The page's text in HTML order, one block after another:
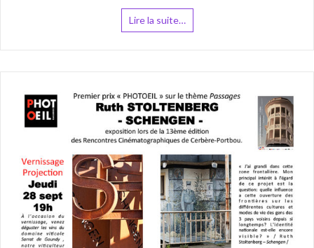
Lire la suite…